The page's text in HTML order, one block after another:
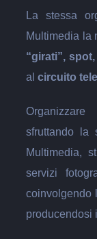
La stessa
Multimedia la
“girati”,
alcircuito
sfruttando la
Multimedia,
servizi
coinvolgendo
producendosi